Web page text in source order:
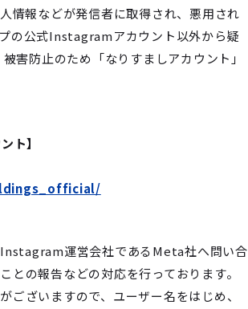
情報などが発信者に取得され、悪用され
の公式Instagramアカウント以外から疑
害防止のため「なりすましアカウント」
ト】
運営会社であるMeta社へ問い合
の報告などの対応を行っております。
ざいますので、ユーザー名をはじめ、